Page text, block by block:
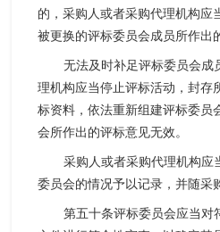
的，采购人或者采购代理机构应
被更换的评标委员会成员所作出
无法及时补足评标委员会成
理机构应当停止评标活动，封存
标资料，依法重新组建评标委员
会所作出的评标意见无效。
采购人或者采购代理机构应
委员会的情况予以记录，并随采
第五十条评标委员会应当对